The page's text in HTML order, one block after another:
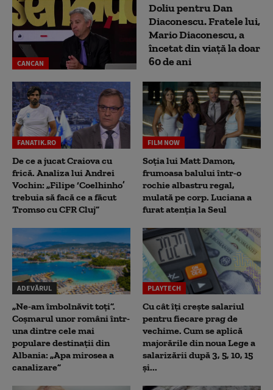
CANCAN
Doliu pentru Dan
Diaconescu. Fratele lui,
Mario Diaconescu, a
încetat din viață la doar
60 de ani
FANATIK.RO
De ce a jucat Craiova cu
frică. Analiza lui Andrei
Vochin: „Filipe ‘Coelhinho’
trebuia să facă ce a făcut
Tromso cu CFR Cluj”
FILM NOW
Soția lui Matt Damon,
frumoasa balului într-o
rochie albastru regal,
mulată pe corp. Luciana a
furat atenția la Seul
ADEVĂRUL
„Ne-am îmbolnăvit toți”.
Coșmarul unor români într-
una dintre cele mai
populare destinații din
Albania: „Apa mirosea a
canalizare”
PLAYTECH
Cu cât îți crește salariul
pentru fiecare prag de
vechime. Cum se aplică
majorările din noua Lege a
salarizării după 3, 5, 10, 15
și...